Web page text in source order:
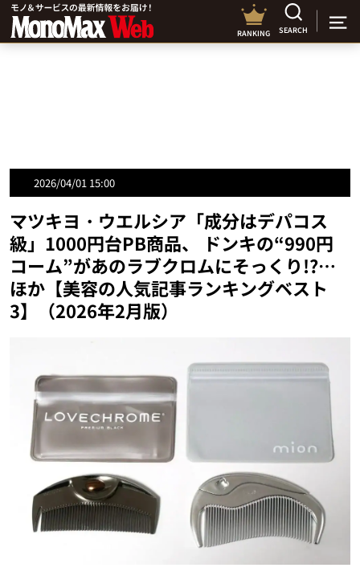
RANKING SEARCH
2026/04/01 15:00
マツキヨ・ウエルシア「成分はデパコス
級」1000円台PB商品、 ドンキの“990円
コーム”があのラブクロムにそっくり!?…
ほか【美容の人気記事ランキングベスト
3】（2026年2月版）